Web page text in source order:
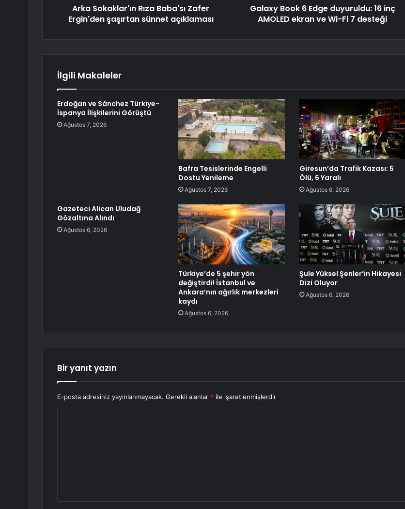
Arka Sokaklar'ın Rıza Baba'sı Zafer
Ergin'den şaşırtan sünnet açıklaması
Galaxy Book 6 Edge duyuruldu: 16 inç
AMOLED ekran ve Wi-Fi 7 desteği
İlgili Makaleler
Erdoğan ve Sánchez Türkiye-
İspanya İlişkilerini Görüştü
Ağustos 7, 2026
Bafra Tesislerinde Engelli
Dostu Yenileme
Ağustos 7, 2026
Giresun’da Trafik Kazası: 5
Ölü, 6 Yaralı
Ağustos 6, 2026
Gazeteci Alican Uludağ
Gözaltına Alındı
Ağustos 6, 2026
Türkiye’de 5 şehir yön
değiştirdi! İstanbul ve
Ankara’nın ağırlık merkezleri
kaydı
Ağustos 6, 2026
Şule Yüksel Şenler’in Hikayesi
Dizi Oluyor
Ağustos 6, 2026
Bir yanıt yazın
E-posta adresiniz yayınlanmayacak. Gerekli alanlar * ile işaretlenmişlerdir